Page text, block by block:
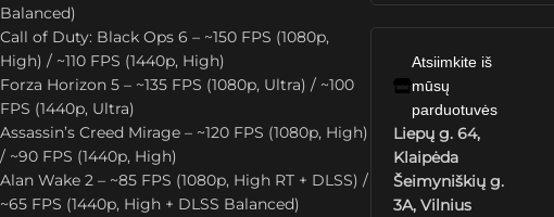
Balanced)
Call of Duty: Black Ops 6 – ~150 FPS (1080p,
High) / ~110 FPS (1440p, High)
Forza Horizon 5 – ~135 FPS (1080p, Ultra) / ~100
FPS (1440p, Ultra)
Assassin’s Creed Mirage – ~120 FPS (1080p, High)
/ ~90 FPS (1440p, High)
Alan Wake 2 – ~85 FPS (1080p, High RT + DLSS) /
~65 FPS (1440p, High + DLSS Balanced)
Atsiimkite iš
mūsų
parduotuvės
Liepų g. 64,
Klaipėda
Šeimyniškių g.
3A, Vilnius